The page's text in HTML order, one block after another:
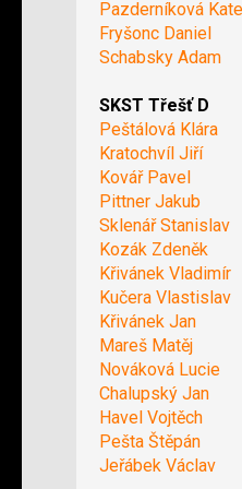
Pazderníková
Fryšonc Daniel
Schabsky Adam
SKST Třešť D
Peštálová Klára
Kratochvíl Jiří
Kovář Pavel
Pittner Jakub
Sklenář Stanislav
Kozák Zdeněk
Křivánek Vladimír
Kučera Vlastislav
Křivánek Jan
Mareš Matěj
Nováková Lucie
Chalupský Jan
Havel Vojtěch
Pešta Štěpán
Jeřábek Václav